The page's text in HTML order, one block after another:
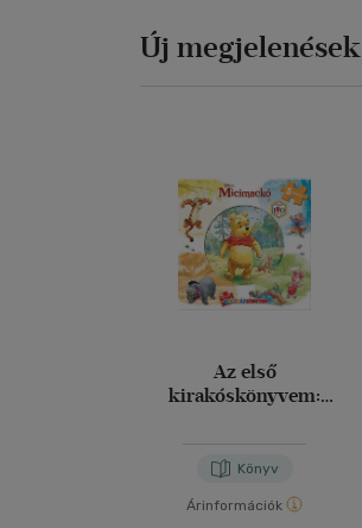
Új megjelenések
Az első
kirakóskönyvem:
Könyv
Árinformációk